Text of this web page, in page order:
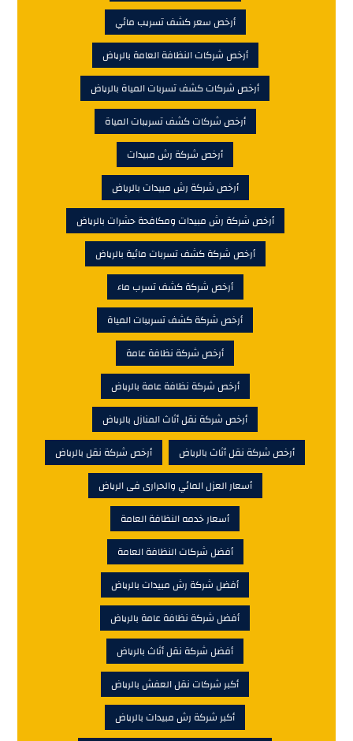
أرخص سعر كشف تسريب مائي
أرخص شركات النظافة العامة بالرياض
أرخص شركات كشف تسربات المياة بالرياض
أرخص شركات كشف تسريبات المياة
أرخص شركة رش مبيدات
أرخص شركة رش مبيدات بالرياض
أرخص شركة رش مبيدات ومكافحة حشرات بالرياض
أرخص شركة كشف تسربات مائية بالرياض
أرخص شركة كشف تسرب ماء
أرخص شركة كشف تسريبات المياة
أرخص شركة نظافة عامة
أرخص شركة نظافة عامة بالرياض
أرخص شركة نقل أثاث المنازل بالرياض
أرخص شركة نقل أثاث بالرياض
أرخص شركة نقل بالرياض
أسعار العزل المائي والحرارى فى الرياض
أسعار خدمه النظافة العامة
أفضل شركات النظافة العامة
أفضل شركة رش مبيدات بالرياض
أفضل شركة نظافة عامة بالرياض
أفضل شركة نقل أثاث بالرياض
أكبر شركات نقل العفش بالرياض
أكبر شركة رش مبيدات بالرياض